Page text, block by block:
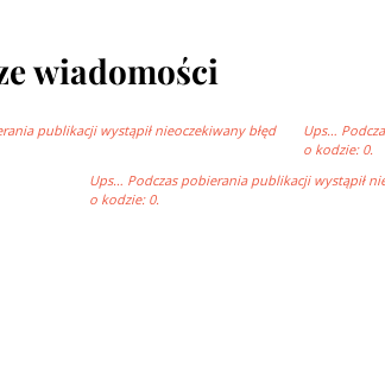
wiadomości
publikacji wystąpił nieoczekiwany błęd
Ups…
o kodzie: 0.
Ups… Podczas pobierania publikacji wystąpił
o kodzie: 0.